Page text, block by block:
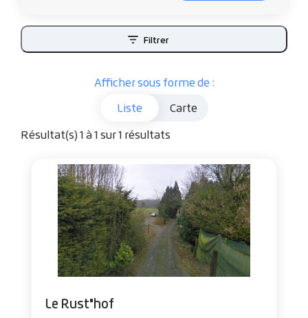
Filtrer
Résultat(s) 1 à 1 sur 1 résultats
Afficher sous forme de :
Liste
Carte
Le Rust"hof